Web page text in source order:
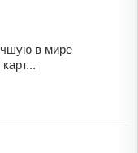
в мире